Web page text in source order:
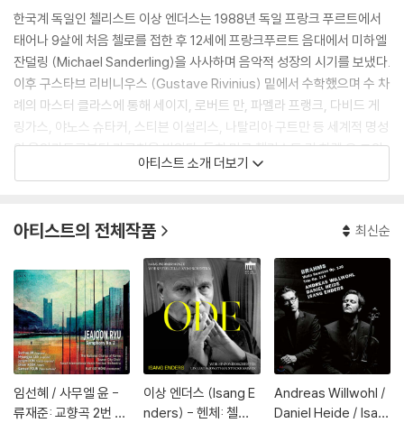
한국계 독일인 첼리스트 이상 엔더스는 1988년 독일 프랑크 푸르트에서
태어나 9살에 처음 첼로를 접한 후 12세에 프랑크푸르트 음대에서 미하엘
잔덜링 (Michael Sanderling)을 사사하며 음악적 성장의 시기를 보냈다.
이후 구스타브 리비니우스 (Gustave Rivinius) 밑에서 수학했으며 수 차
례의 마스터 클라스에 통해 세이지, 로버트 만, 파멜라 프랭크, 다비드 게
링가스, 야노스 슈타커, 스티븐 이설리스, 나탈리아 구트만 등 세계적 명성
의 음악가들로부터 가르침을 받았다. 특히 미국 첼리스트 린 하렐 은 그의
음악에 중요한 영향을 미쳤고 지난 2008년 스무살의 나이로 1548년 창
위한 전곡을 녹음한 데뷔 앨범에 이은 두 번째 앨범 바흐의 무반주 첼로 모
음곡에 무한한 기대를 가져 본다.
아티스트 소개 더보기
아티스트의 전체작품 최신순
임선혜 / 사무엘 윤 -
류재준: 교향곡 2번 (J
이상 엔더스 (Isang E
nders) - 헨체: 첼로
Andreas Willwohl /
Daniel Heide / Isan